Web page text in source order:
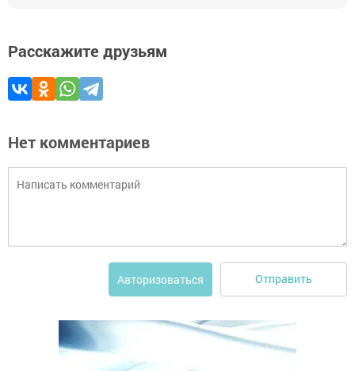
Расскажите друзьям
Нет комментариев
Авторизоваться Отправить